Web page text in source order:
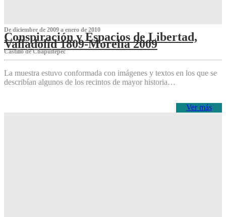
De diciembre de 2009 a enero de 2010
Conspiración y Espacios de Libertad,
Valladolid 1809-Morelia 2009
Castillo de Chapultepec
La muestra estuvo conformada con imágenes y textos en los que se
describían algunos de los recintos de mayor historia…
Ver más